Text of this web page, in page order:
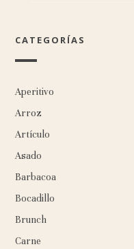
CATEGORÍAS
Aperitivo
Arroz
Artículo
Asado
Barbacoa
Bocadillo
Brunch
Carne